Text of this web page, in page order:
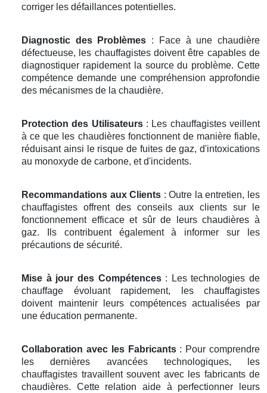
corriger les défaillances potentielles.
Diagnostic des Problèmes : Face à une chaudière
défectueuse, les chauffagistes doivent être capables de
diagnostiquer rapidement la source du problème. Cette
compétence demande une compréhension approfondie
des mécanismes de la chaudière.
Protection des Utilisateurs: Les chauffagistes veillent
à ce que les chaudières fonctionnent de manière fiable,
réduisant ainsi le risque de fuites de gaz, d'intoxications
au monoxyde de carbone, et d'incidents.
Recommandations aux Clients : Outre la entretien, les
chauffagistes offrent des conseils aux clients sur le
fonctionnement efficace et sûr de leurs chaudières à
gaz. Ils contribuent également à informer sur les
précautions de sécurité.
Mise à jour des Compétences: Les technologies de
chauffage évoluant rapidement, les chauffagistes
doivent maintenir leurs compétences actualisées par
une éducation permanente.
Collaboration avec les Fabricants: Pour comprendre
les dernières avancées technologiques, les
chauffagistes travaillent souvent avec les fabricants de
chaudières. Cette relation aide à perfectionner leurs